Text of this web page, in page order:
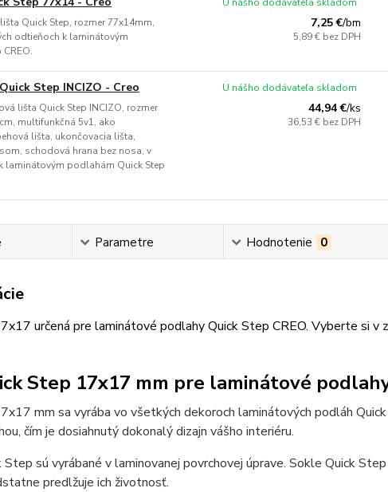
Quick Step, rozmer 77x14mm,
odtieňoch k laminátovým
7,25 €/bm
5,89 € bez DPH
Step INCIZO - Creo
lišta Quick Step INCIZO, rozmer
multifunkčná 5v1, ako
lišta, ukončovacia lišta,
schodová hrana bez nosa, v
laminátovým podlahám Quick Step
44,94 €/ks
36,53 € bez DPH
U nášho dodávateľa skladom
Parametre Hodnotenie 0
určená pre laminátové podlahy Quick Step CREO. Vyberte si v
Step 17x17 mm pre laminátové
mm sa vyrába vo všetkých dekoroch laminátových podláh
čím je dosiahnutý dokonalý dizajn vášho interiéru.
sú vyrábané v laminovanej povrchovej úprave. Sokle Quick
predlžuje ich životnosť.